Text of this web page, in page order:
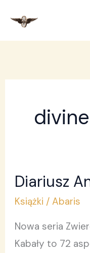
treści
Diariusz
Książki /Abaris
Nowa seria
Kabały to 72
Diariusz
Anielski
Tom
4.